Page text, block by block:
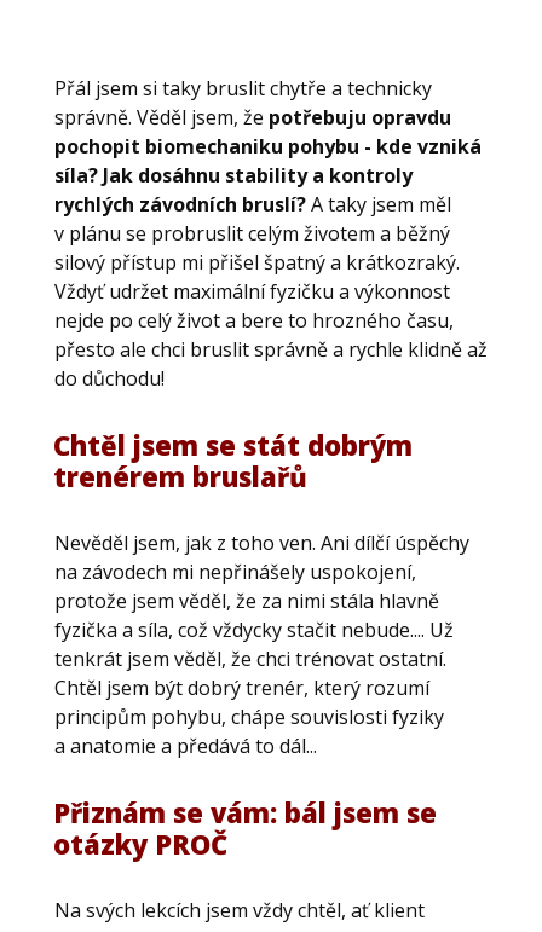
Přál jsem si taky bruslit chytře a technicky
správně. Věděl jsem, že potřebuju opravdu
pochopit biomechaniku pohybu - kde vzniká
síla? Jak dosáhnu stability a kontroly
rychlých závodních bruslí?A taky jsem měl
v plánu se probruslit celým životem a běžný
silový přístup mi přišel špatný a krátkozraký.
Vždyť udržet maximální fyzičku a výkonnost
nejde po celý život a bere to hrozného času,
přesto ale chci bruslit správně a rychle klidně až
do důchodu!
Chtěl jsem se stát dobrým
trenérem bruslařů
Nevěděl jsem, jak z toho ven. Ani dílčí úspěchy
na závodech mi nepřinášely uspokojení,
protože jsem věděl, že za nimi stála hlavně
fyzička a síla, což vždycky stačit nebude.... Už
tenkrát jsem věděl, že chci trénovat ostatní.
Chtěl jsem být dobrý trenér, který rozumí
principům pohybu, chápe souvislosti fyziky
a anatomie a předává to dál...
Přiznám se vám: bál jsem se
otázky PROČ
Na svých lekcích jsem vždy chtěl, ať klient